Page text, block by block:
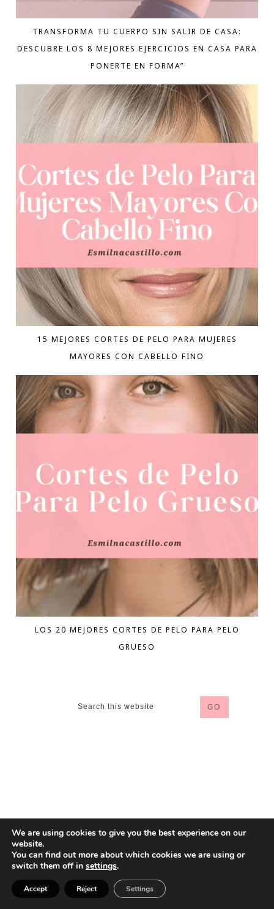
TRANSFORMA TU CUERPO SIN SALIR DE CASA:
DESCUBRE LOS 8 MEJORES EJERCICIOS EN CASA PARA
PONERTE EN FORMA”
15 MEJORES CORTES DE PELO PARA MUJERES
MAYORES CON CABELLO FINO
LOS 20 MEJORES CORTES DE PELO PARA PELO
GRUESO
We are using cookies to give you the best experience on our
website.
You can find out more about which cookies we are using or
switch them off in settings.
Accept Reject Settings